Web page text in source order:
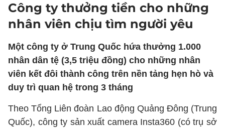
Công ty thưởng tiền cho những
nhân viên chịu tìm người yêu
Một công ty ở Trung Quốc hứa thưởng 1.000
nhân dân tệ (3,5 triệu đồng) cho những nhân
viên kết đôi thành công trên nền tảng hẹn hò và
duy trì quan hệ trong 3 tháng
Theo Tổng Liên đoàn Lao động Quảng Đông (Trung
Quốc), công ty sản xuất camera Insta360 (có trụ sở